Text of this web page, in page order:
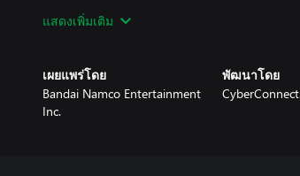
as Haruno Shiobana before he became known
Well known for its charismatic heroes, striking
daze…”), another installment of JoJo’s Bizarre
แสดงเพิ่มเติม
เผยแพร่โดย
Bandai Namco Entertainment
Inc.
พัฒนาโดย